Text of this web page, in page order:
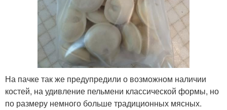
На пачке так же предупредили о возможном наличии
костей, на удивление пельмени классической формы, но
по размеру немного больше традиционных мясных.